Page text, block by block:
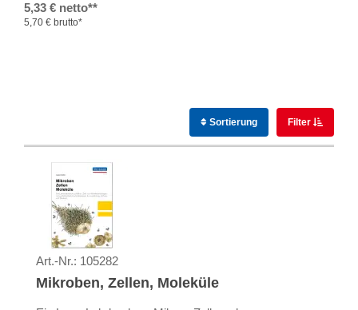
5,33 € netto**
5,70 € brutto*
Sortierung Filter
Art.-Nr.: 105282
Mikroben, Zellen, Moleküle